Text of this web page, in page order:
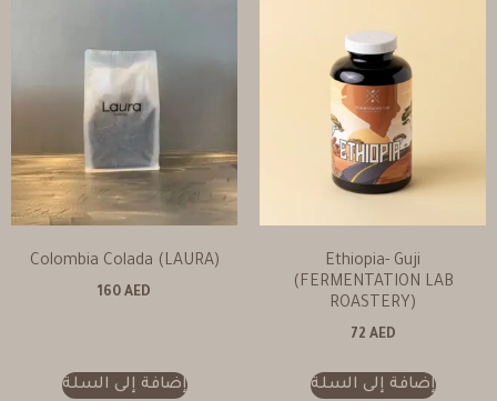
Ethiopia- Guji
(FERMENTATION LAB
ROASTERY)
72 AED
إضافة إلى السلة
Colombia Colada (LAURA)
160 AED
إضافة إلى السلة